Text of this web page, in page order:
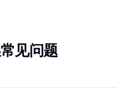
见问题